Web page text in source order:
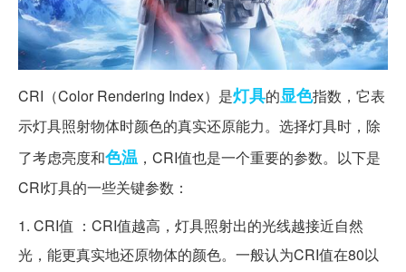
CRI（Color Rendering Index）是灯具的显色指数，它表
示灯具照射物体时颜色的真实还原能力。选择灯具时，除
了考虑亮度和色温 ，CRI值也是一个重要的参数。以下是
CRI灯具的一些关键参数：
1. CRI值 ：CRI值越高，灯具照射出的光线越接近自然
光，能更真实地还原物体的颜色。一般认为CRI值在80以